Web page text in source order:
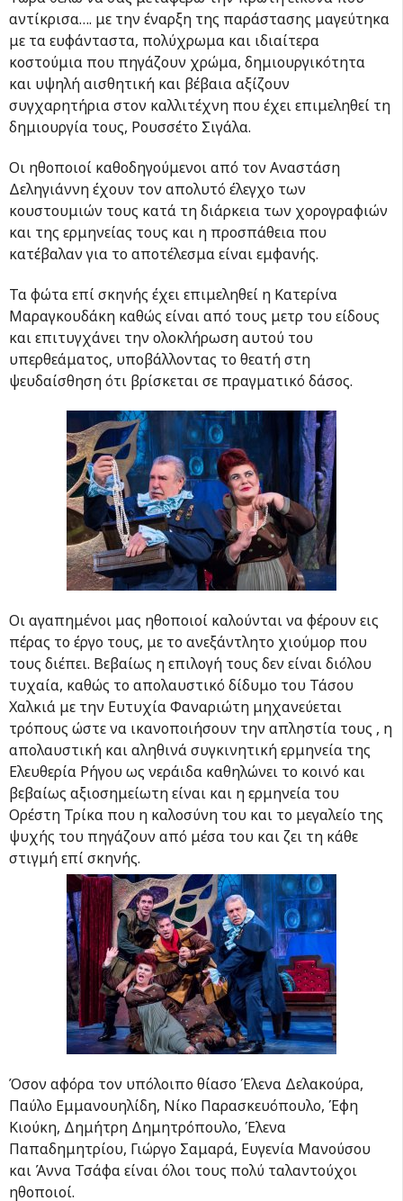
αντίκρισα…. με την έναρξη της παράστασης μαγεύτηκα
με τα ευφάνταστα, πολύχρωμα και ιδιαίτερα
κοστούμια που πηγάζουν χρώμα, δημιουργικότητα
και υψηλή αισθητική και βέβαια αξίζουν
συγχαρητήρια στον καλλιτέχνη που έχει επιμεληθεί τη
δημιουργία τους, Ρουσσέτο Σιγάλα.
Οι ηθοποιοί καθοδηγούμενοι από τον Αναστάση
Δεληγιάννη έχουν τον απολυτό έλεγχο των
κουστουμιών τους κατά τη διάρκεια των χορογραφιών
και της ερμηνείας τους και η προσπάθεια που
κατέβαλαν για το αποτέλεσμα είναι εμφανής.
Τα φώτα επί σκηνής έχει επιμεληθεί η Κατερίνα
Μαραγκουδάκη καθώς είναι από τους μετρ του είδους
και επιτυγχάνει την ολοκλήρωση αυτού του
υπερθεάματος, υποβάλλοντας το θεατή στη
ψευδαίσθηση ότι βρίσκεται σε πραγματικό δάσος.
Οι αγαπημένοι μας ηθοποιοί καλούνται να φέρουν εις
πέρας το έργο τους, με το ανεξάντλητο χιούμορ που
τους διέπει. Βεβαίως η επιλογή τους δεν είναι διόλου
τυχαία, καθώς το απολαυστικό δίδυμο του Τάσου
Χαλκιά με την Ευτυχία Φαναριώτη μηχανεύεται
τρόπους ώστε να ικανοποιήσουν την απληστία τους , η
απολαυστική και αληθινά συγκινητική ερμηνεία της
Ελευθερία Ρήγου ως νεράιδα καθηλώνει το κοινό και
βεβαίως αξιοσημείωτη είναι και η ερμηνεία του
Ορέστη Τρίκα που η καλοσύνη του και το μεγαλείο της
ψυχής του πηγάζουν από μέσα του και ζει τη κάθε
στιγμή επί σκηνής.
Όσον αφόρα τον υπόλοιπο θίασο Έλενα Δελακούρα,
Παύλο Εμμανουηλίδη, Νίκο Παρασκευόπουλο, Έφη
Κιούκη, Δημήτρη Δημητρόπουλο, Έλενα
Παπαδημητρίου, Γιώργο Σαμαρά, Ευγενία Μανούσου
και Άννα Τσάφα είναι όλοι τους πολύ ταλαντούχοι
ηθοποιοί.